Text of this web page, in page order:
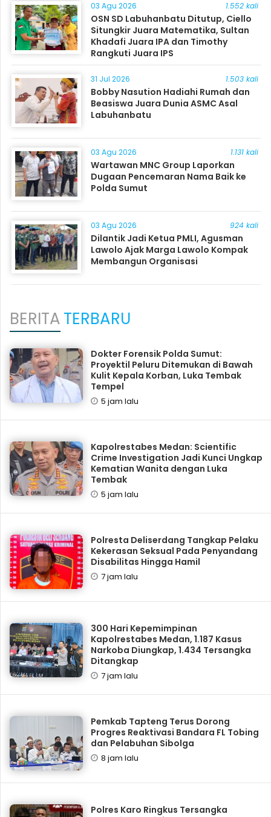
03 Agu 2026 1.552 kali
OSN SD Labuhanbatu Ditutup, Ciello
Situngkir Juara Matematika, Sultan
Khadafi Juara IPA dan Timothy
Rangkuti Juara IPS
31 Jul 2026 1.503 kali
Bobby Nasution Hadiahi Rumah dan
Beasiswa Juara Dunia ASMC Asal
Labuhanbatu
03 Agu 2026 1.131 kali
Wartawan MNC Group Laporkan
Dugaan Pencemaran Nama Baik ke
Polda Sumut
03 Agu 2026 924 kali
Dilantik Jadi Ketua PMLI, Agusman
Lawolo Ajak Marga Lawolo Kompak
Membangun Organisasi
BERITATERBARU
Dokter Forensik Polda Sumut:
Proyektil Peluru Ditemukan di Bawah
Kulit Kepala Korban, Luka Tembak
Tempel
5 jam lalu
Kapolrestabes Medan: Scientific
Crime Investigation Jadi Kunci Ungkap
Kematian Wanita dengan Luka
Tembak
5 jam lalu
Polresta Deliserdang Tangkap Pelaku
Kekerasan Seksual Pada Penyandang
Disabilitas Hingga Hamil
7 jam lalu
300 Hari Kepemimpinan
Kapolrestabes Medan, 1.187 Kasus
Narkoba Diungkap, 1.434 Tersangka
Ditangkap
7 jam lalu
Pemkab Tapteng Terus Dorong
Progres Reaktivasi Bandara FL Tobing
dan Pelabuhan Sibolga
8 jam lalu
Polres Karo Ringkus Tersangka